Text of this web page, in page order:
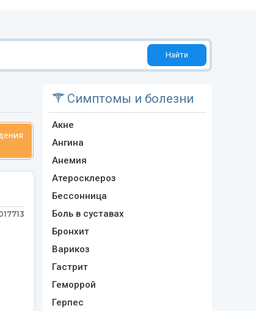
Найти
Симптомы и болезни
Акне
Ангина
Анемия
Атеросклероз
Бессонница
Боль в суставах
Бронхит
Варикоз
Гастрит
Геморрой
Герпес